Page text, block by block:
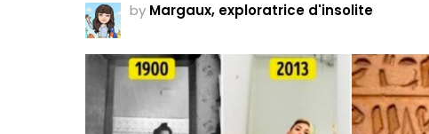
by Margaux, exploratrice d'insolite